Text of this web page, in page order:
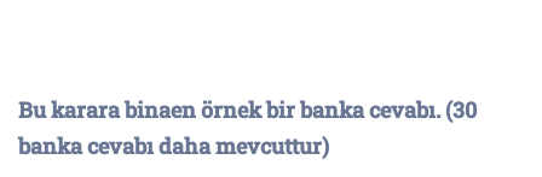
Bu karara binaen örnek bir banka cevabı. (30
banka cevabı daha mevcuttur)